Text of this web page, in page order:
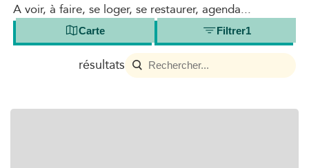
A voir, à faire, se loger, se restaurer, agenda...
Carte Filtrer1
résultats